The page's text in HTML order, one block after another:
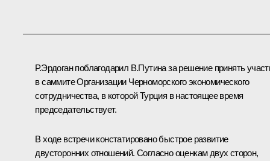
Р.Эрдоган поблагодарил В.Путина за решение принять
в саммите Организации Черноморского экономического
сотрудничества, в которой Турция в настоящее время
председательствует.
В ходе встречи констатировано быстрое развитие
двусторонних отношений. Согласно оценкам двух сторон,